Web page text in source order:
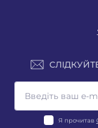
Я прочитав